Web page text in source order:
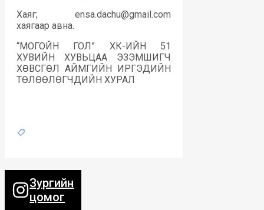
Хаяг; ensa.dachu@gmail.com
хаягаар авна.
“МОГОЙН ГОЛ” ХК-ИЙН 51
ХУВИЙН ХУВЬЦАА ЭЗЭМШИГЧ
ХӨВСГӨЛ АЙМГИЙН ИРГЭДИЙН
ТӨЛӨӨЛӨГЧДИЙН ХУРАЛ
Зургийн
цомог